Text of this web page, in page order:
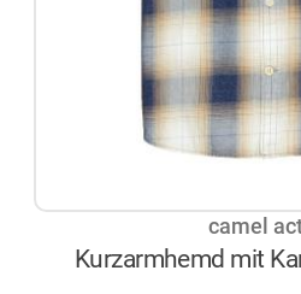
camel
Kurzarmhemd mit